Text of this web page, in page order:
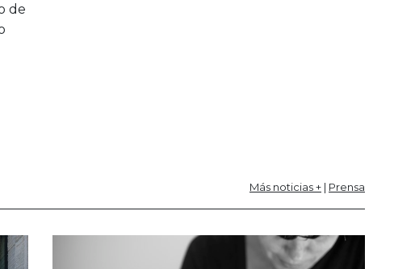
de
Más noticias + | Prensa